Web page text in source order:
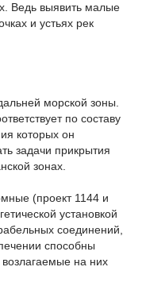
Ведь выявить малые
и устьях рек
морской зоны.
по составу
которых он
задачи прикрытия
зонах.
(проект 1144 и
установкой
соединений,
способны
на них